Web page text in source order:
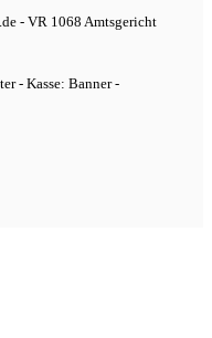
- VR 1068 Amtsgericht
- Kasse: Banner -